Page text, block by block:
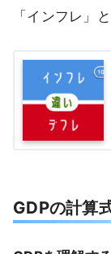
「インフレ」
GDPの計算